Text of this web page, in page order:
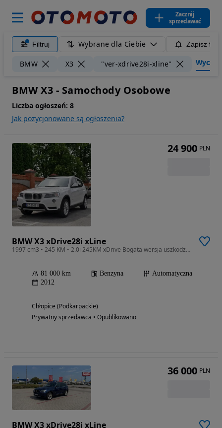
Zacznij
sprzedawać
Filtruj Wybrane dla Ciebie Zapisz
BMW X3 "ver-xdrive28i-xline"
BMW X3 - Samochody Osobowe
Liczba ogłoszeń: 8
Jak pozycjonowane są ogłoszenia?
BMW X3 xDrive28i xLine
1997 cm3 • 245 KM • 2.0i 245KM xDrive Bogata wersja uszkodzony silnik
81 000 km Benzyna
Automatyczna
2012
Chłopice (Podkarpackie)
Prywatny sprzedawca • Opublikowano
24 900 PLN
BMW X3 xDrive28i xLine
36 000 PLN